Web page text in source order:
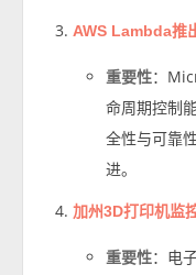
AWS Lambda推
重要性：
命周期控制
全性与可靠
进。
加州3D打印机监
重要性：电